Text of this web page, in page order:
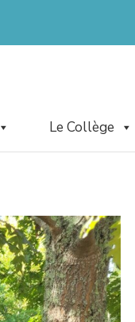
Le Collège